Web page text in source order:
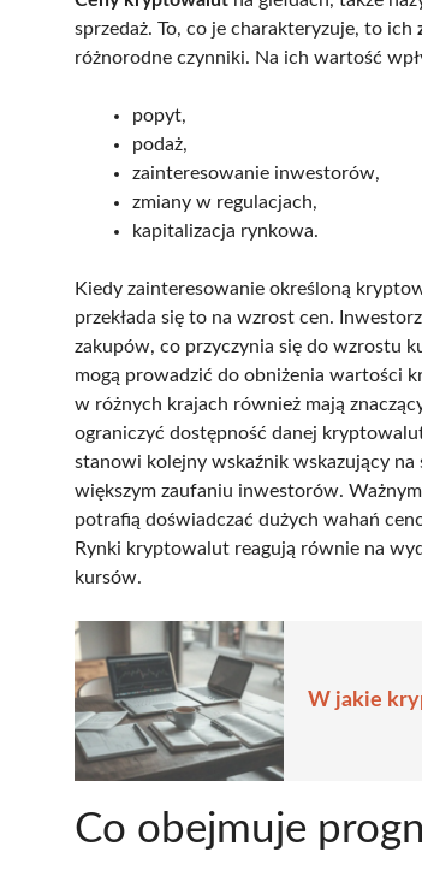
sprzedaż. To, co je charakteryzuje, to ich
różnorodne czynniki. Na ich wartość
popyt,
podaż,
zainteresowanie inwestorów,
zmiany w regulacjach,
kapitalizacja rynkowa.
Kiedy zainteresowanie określoną
przekłada się to na wzrost cen.
zakupów, co przyczynia się do wzrostu
mogą prowadzić do obniżenia wartości
w różnych krajach również mają
ograniczyć dostępność danej
stanowi kolejny wskaźnik wskazujący
większym zaufaniu inwestorów.
potrafią doświadczać dużych wahań
Rynki kryptowalut reagują równie na
kursów.
W jakie
Co obejmuje